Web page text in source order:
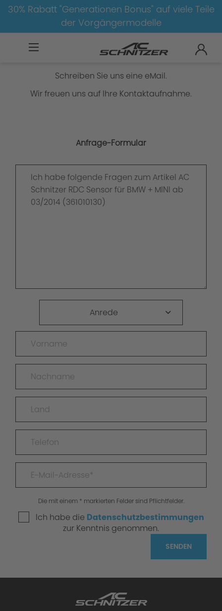
30% Rabatt "Generationen Bonus" auf viele Teile
der Vorgängermodelle
Anfrage-Formular
Schreiben Sie uns eine eMail.
Wir freuen uns auf Ihre Kontaktaufnahme.
Anfrage-Formular
Anrede
Die mit einem * markierten Felder sind Pflichtfelder.
Ich habe die Datenschutzbestimmungen
zur Kenntnis genommen.
SENDEN